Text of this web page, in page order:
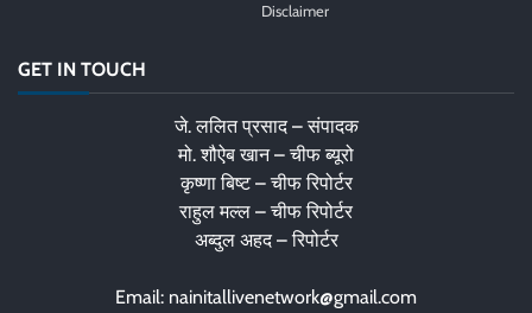
Disclaimer
GET IN TOUCH
जे. ललित प्रसाद – संपादक
मो. शौऐब खान – चीफ ब्यूरो
कृष्णा बिष्ट – चीफ रिपोर्टर
राहुल मल्ल – चीफ रिपोर्टर
अब्दुल अहद – रिपोर्टर
Email: nainitallivenetwork@gmail.com